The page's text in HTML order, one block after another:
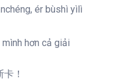
ér bùshì yìlì
hơn cả giải
！